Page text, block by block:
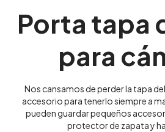
Porta tapa
para
Nos cansamos de perder la tapa
accesorio para tenerlo siempre a
pueden guardar pequeños
protector de zapata y